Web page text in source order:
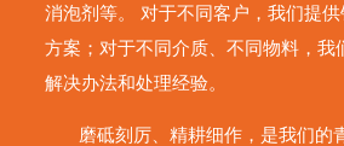
消泡剂等。 对于不同客户，我们提
方案；对于不同介质、不同物料，我
解决办法和处理经验。
磨砥刻厉、精耕细作，是我们的